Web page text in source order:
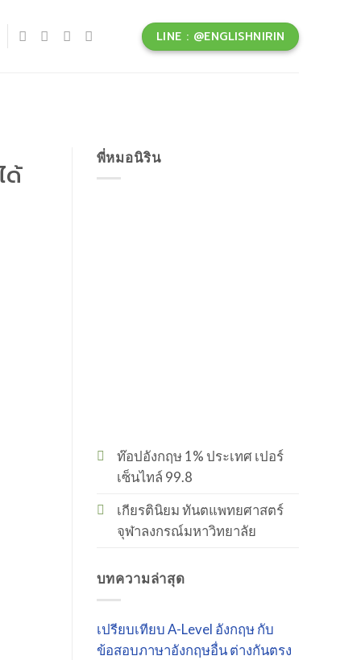
LINE : @ENGLISHNIRIN
ด้
พี่หมอนิริน
ท๊อปอังกฤษ 1% ประเทศ เปอร์
เซ็นไทล์ 99.8
เกียรตินิยม ทันตแพทยศาสตร์
จุฬาลงกรณ์มหาวิทยาลัย
บทความล่าสุด
เปรียบเทียบ A-Level อังกฤษ กับ
ข้อสอบภาษาอังกฤษอื่น ต่างกันตรง